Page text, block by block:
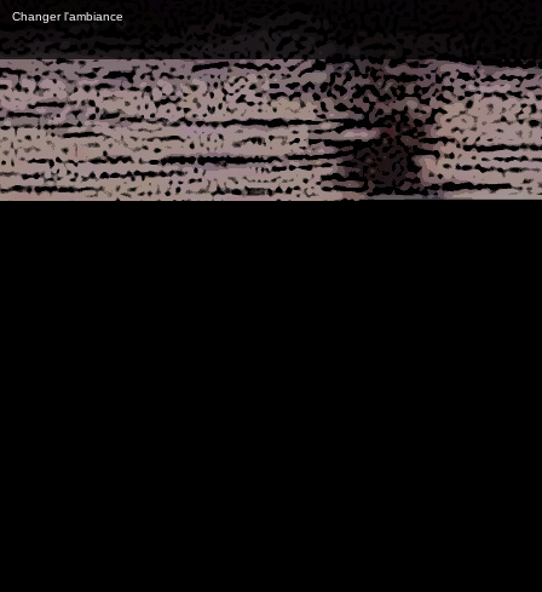
Changer l'ambiance